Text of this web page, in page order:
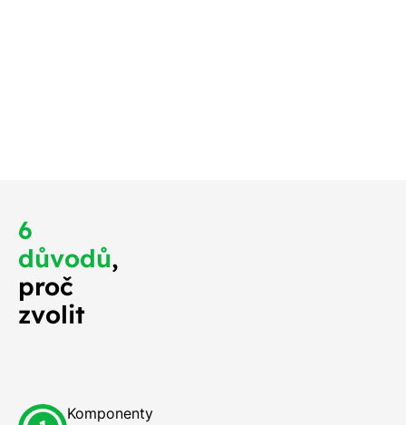
6
důvodů,
proč
zvolit
Komponenty